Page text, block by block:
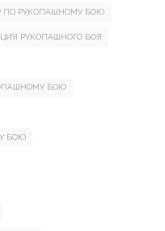
ПО РУКОПАШНОМУ БОЮ
РУКОПАШНОГО БОЯ
БОЮ
БОЮ